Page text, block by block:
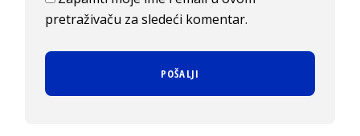
pretraživaču za sledeći komentar.